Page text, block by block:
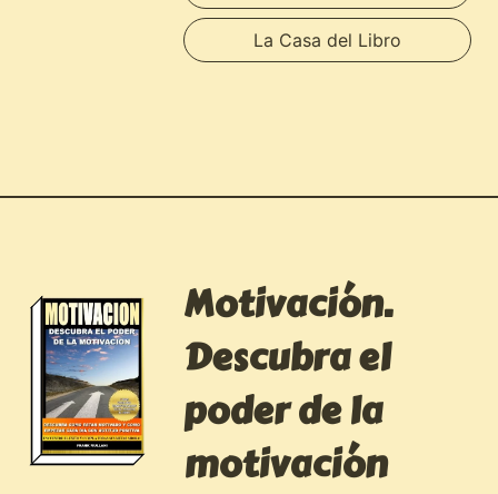
La Casa del Libro
Motivación.
Descubra el
poder de la
motivación